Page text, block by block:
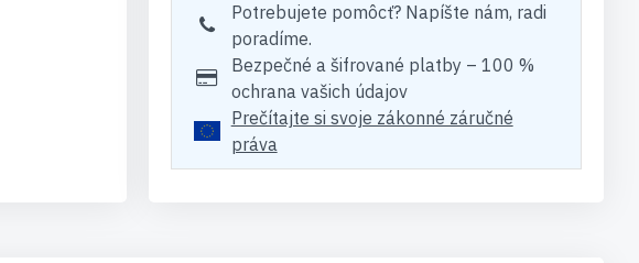
Potrebujete pomôcť? Napíšte nám, radi
poradíme.
Bezpečné a šifrované platby – 100 %
ochrana vašich údajov
Prečítajte si svoje zákonné záručné
práva